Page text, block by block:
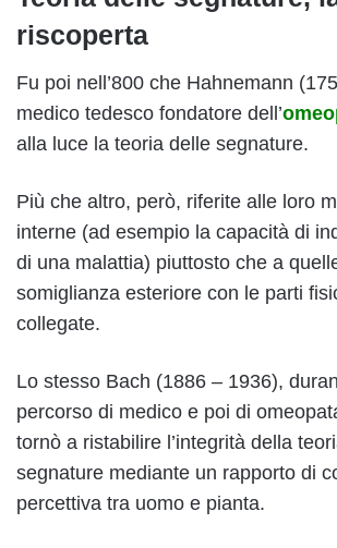
riscoperta
Fu poi nell’800 che Hahnemann
medico tedesco fondatore dell’
alla luce la teoria delle segnature.
Più che altro, però, riferite alle loro
interne (ad esempio la capacità di
di una malattia) piuttosto che a
somiglianza esteriore con le parti
collegate.
Lo stesso Bach (1886 – 1936),
percorso di medico e poi di
tornò a ristabilire l’integrità della
segnature mediante un rapporto di
percettiva tra uomo e pianta.